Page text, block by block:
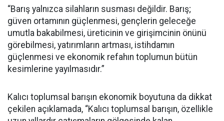
“Barış yalnızca silahların susması değildir. Barış;
güven ortamının güçlenmesi, gençlerin geleceğe
umutla bakabilmesi, üreticinin ve girişimcinin önünü
görebilmesi, yatırımların artması, istihdamın
güçlenmesi ve ekonomik refahın toplumun bütün
kesimlerine yayılmasıdır.”
Kalıcı toplumsal barışın ekonomik boyutuna da dikkat
çekilen açıklamada, “Kalıcı toplumsal barışın, özellikle